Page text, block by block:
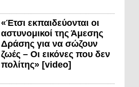
«Έτσι εκπαιδεύονται οι
αστυνομικοί της Άμεσης
Δράσης για να σώζουν
ζωές – Οι εικόνες που δεν
[video]